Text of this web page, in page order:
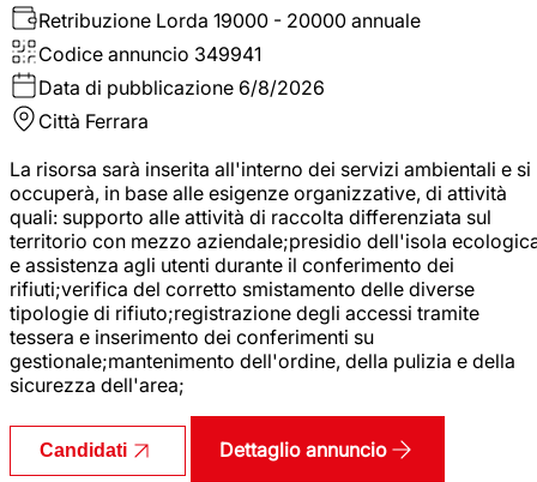
Retribuzione Lorda 19000 - 20000 annuale
Codice annuncio 349941
Data di pubblicazione 6/8/2026
Città Ferrara
La risorsa sarà inserita all'interno dei servizi ambientali e si
occuperà, in base alle esigenze organizzative, di attività
quali: supporto alle attività di raccolta differenziata sul
territorio con mezzo aziendale;presidio dell'isola
e assistenza agli utenti durante il conferimento dei
rifiuti;verifica del corretto smistamento delle diverse
tipologie di rifiuto;registrazione degli accessi tramite
tessera e inserimento dei conferimenti su
gestionale;mantenimento dell'ordine, della pulizia e della
sicurezza dell'area;
Candidati Dettaglio annuncio